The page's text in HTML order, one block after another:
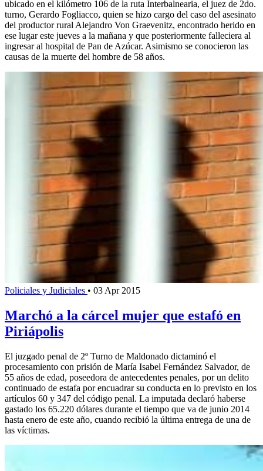
ubicado en el kilómetro 106 de la ruta Interbalnearia, el juez de 2do.
turno, Gerardo Fogliacco, quien se hizo cargo del caso del asesinato
del productor rural Alejandro Von Graevenitz, encontrado herido en
ese lugar este jueves a la mañana y que posteriormente falleciera al
ingresar al hospital de Pan de Azúcar. Asimismo se conocieron las
causas de la muerte del hombre de 58 años.
Policiales y Judiciales • 03 Apr 2015
Marchó a la cárcel mujer que estafó en
Piriápolis
El juzgado penal de 2º Turno de Maldonado dictaminó el
procesamiento con prisión de María Isabel Fernández Salvador, de
55 años de edad, poseedora de antecedentes penales, por un delito
continuado de estafa por encuadrar su conducta en lo previsto en los
artículos 60 y 347 del código penal. La imputada declaró haberse
gastado los 65.220 dólares durante el tiempo que va de junio 2014
hasta enero de este año, cuando recibió la última entrega de una de
las víctimas.